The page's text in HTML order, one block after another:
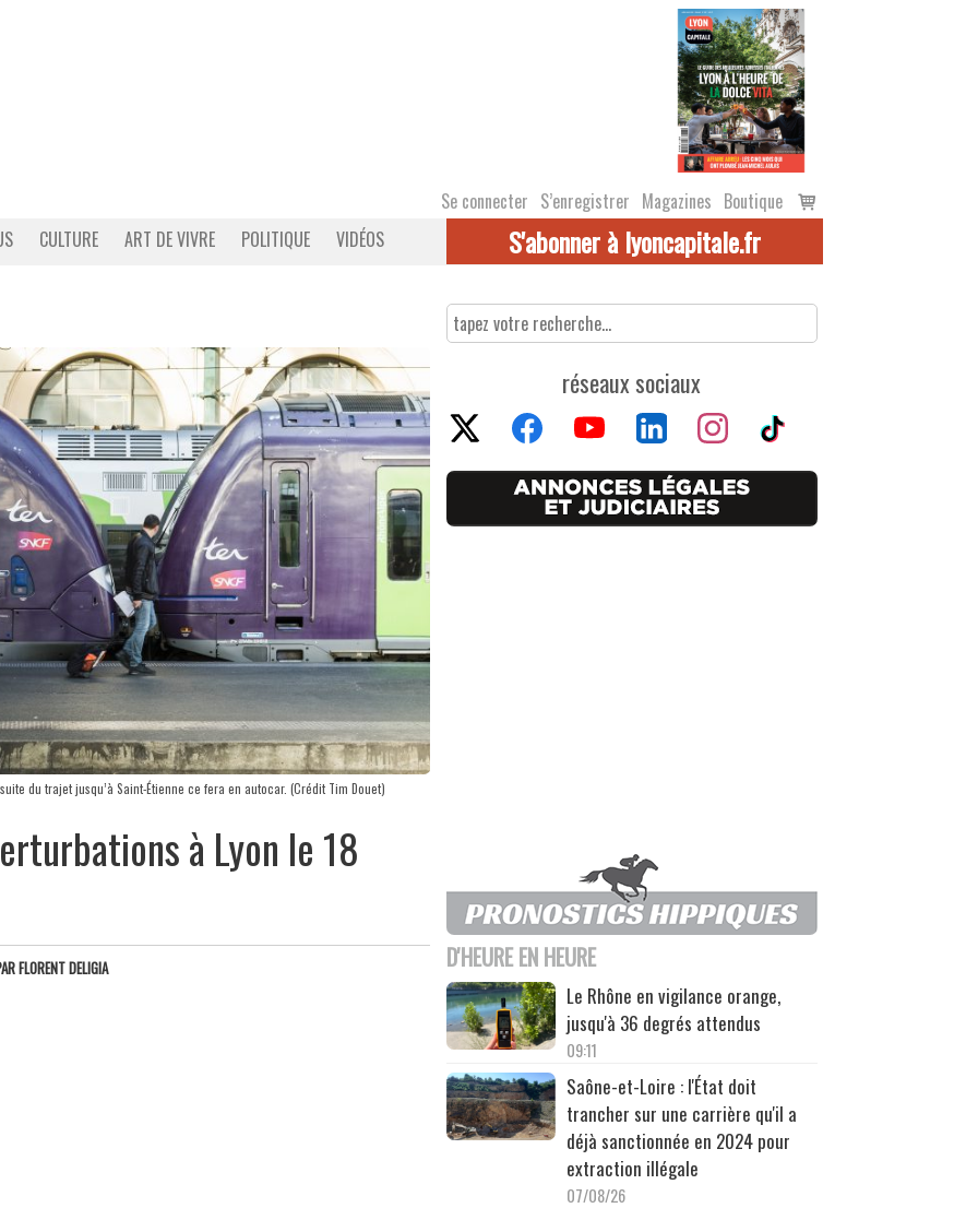
Se connecter S’enregistrer Magazines Boutique
Voir
le
CULTURE ART DE VIVRE POLITIQUE VIDÉOS S'abonner à lyoncapitale.fr
du trajet jusqu’à Saint-Étienne ce fera en autocar. (Crédit Tim Douet)
à Lyon le 18
FLORENT DELIGIA
réseaux sociaux
D'HEURE EN HEURE
Le Rhône en vigilance orange,
jusqu'à 36 degrés attendus
09:11
Saône-et-Loire : l'État doit
trancher sur une carrière qu'il a
déjà sanctionnée en 2024 pour
extraction illégale
07/08/26